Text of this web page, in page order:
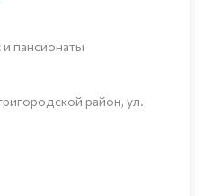
пансионаты
район, ул.